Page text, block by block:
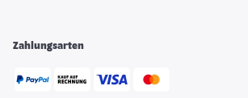
Zahlungsarten